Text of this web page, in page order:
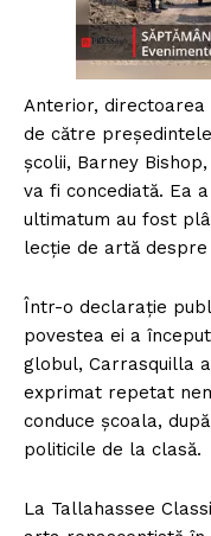
Anterior,
de către
școlii, Barney
va fi concediată. Ea
ultimatum au fost
lecție de artă
Într-o declarație
povestea ei a
globul, Carrasquilla
exprimat repetat
conduce școala,
politicile de la clasă.
La Tallahassee